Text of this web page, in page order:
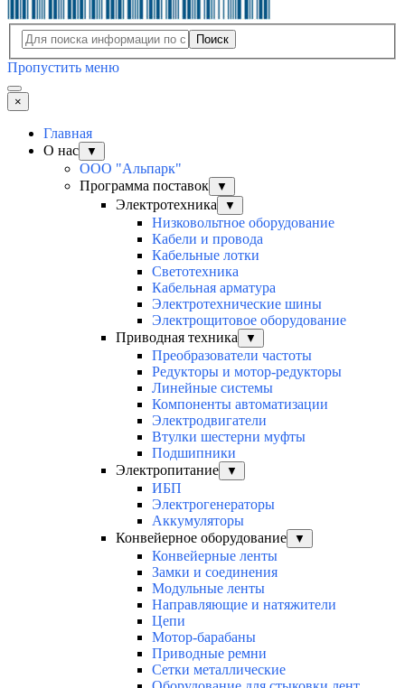
Поиск
Пропустить меню
×
Главная
О нас
▼
ООО "Альпарк"
Программа поставок
▼
Электротехника ▼
Низковольтное оборудование
Кабели и провода
Кабельные лотки
Светотехника
Кабельная арматура
Электротехнические шины
Электрощитовое оборудование
Приводная техника
▼
Преобразователи частоты
Редукторы и мотор-редукторы
Линейные системы
Компоненты автоматизации
Электродвигатели
Втулки шестерни муфты
Подшипники
Электропитание
▼
ИБП
Электрогенераторы
Аккумуляторы
Конвейерное оборудование
▼
Конвейерные ленты
Замки и соединения
Модульные ленты
Направляющие и натяжители
Цепи
Мотор-барабаны
Приводные ремни
Сетки металлические